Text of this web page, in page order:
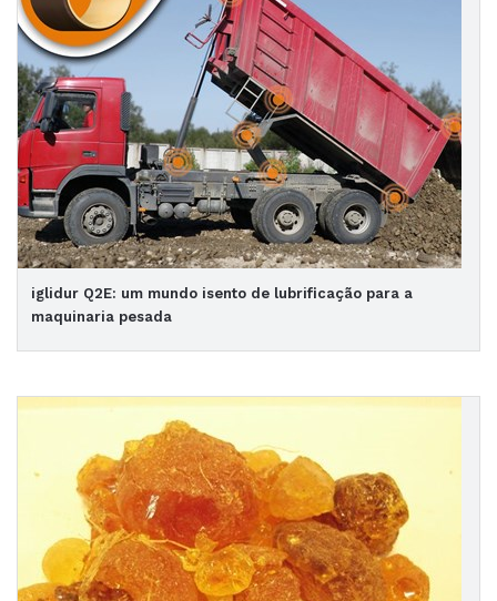
iglidur Q2E: um mundo isento de lubrificação para a
maquinaria pesada